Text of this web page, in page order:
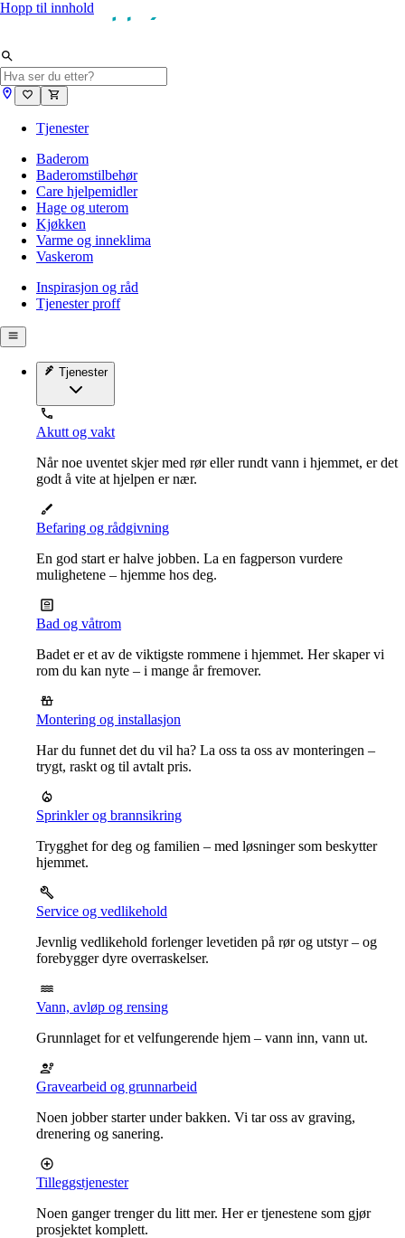
Hopp til innhold
Tjenester
Baderom
Baderomstilbehør
Care hjelpemidler
Hage og uterom
Kjøkken
Varme og inneklima
Vaskerom
Inspirasjon og råd
Tjenester proff
Tjenester
Akutt og vakt
Når noe uventet skjer med rør eller rundt vann i hjemmet, er det
godt å vite at hjelpen er nær.
Befaring og rådgivning
En god start er halve jobben. La en fagperson vurdere
mulighetene – hjemme hos deg.
Bad og våtrom
Badet er et av de viktigste rommene i hjemmet. Her skaper vi
rom du kan nyte – i mange år fremover.
Montering og installasjon
Har du funnet det du vil ha? La oss ta oss av monteringen –
trygt, raskt og til avtalt pris.
Sprinkler og brannsikring
Trygghet for deg og familien – med løsninger som beskytter
hjemmet.
Service og vedlikehold
Jevnlig vedlikehold forlenger levetiden på rør og utstyr – og
forebygger dyre overraskelser.
Vann, avløp og rensing
Grunnlaget for et velfungerende hjem – vann inn, vann ut.
Gravearbeid og grunnarbeid
Noen jobber starter under bakken. Vi tar oss av graving,
drenering og sanering.
Tilleggstjenester
Noen ganger trenger du litt mer. Her er tjenestene som gjør
prosjektet komplett.